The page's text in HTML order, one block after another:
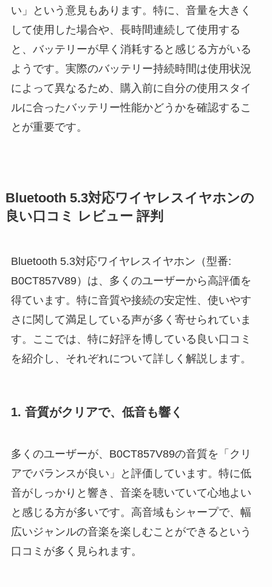
い」という意見もあります。特に、音量を大きく
して使用した場合や、長時間連続して使用する
と、バッテリーが早く消耗すると感じる方がいる
ようです。実際のバッテリー持続時間は使用状況
によって異なるため、購入前に自分の使用スタイ
ルに合ったバッテリー性能かどうかを確認するこ
とが重要です。
Bluetooth 5.3対応ワイヤレスイヤホンの
良い口コミ レビュー 評判
Bluetooth 5.3対応ワイヤレスイヤホン（型番:
B0CT857V89）は、多くのユーザーから高評価を
得ています。特に音質や接続の安定性、使いやす
さに関して満足している声が多く寄せられていま
す。ここでは、特に好評を博している良い口コミ
を紹介し、それぞれについて詳しく解説します。
1. 音質がクリアで、低音も響く
多くのユーザーが、B0CT857V89の音質を「クリ
アでバランスが良い」と評価しています。特に低
音がしっかりと響き、音楽を聴いていて心地よい
と感じる方が多いです。高音域もシャープで、幅
広いジャンルの音楽を楽しむことができるという
口コミが多く見られます。